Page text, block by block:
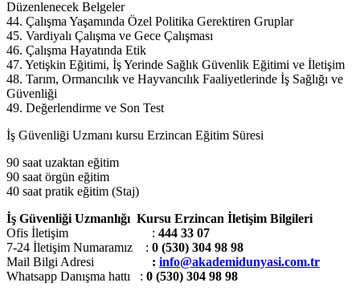
Düzenlenecek Belgeler
44. Çalışma Yaşamında Özel Politika Gerektiren Gruplar
45. Vardiyalı Çalışma ve Gece Çalışması
46. Çalışma Hayatında Etik
47. Yetişkin Eğitimi, İş Yerinde Sağlık Güvenlik Eğitimi ve İletişim
48. Tarım, Ormancılık ve Hayvancılık Faaliyetlerinde İş Sağlığı ve
Güvenliği
49. Değerlendirme ve Son Test
İş Güvenliği Uzmanı kursu Erzincan Eğitim Süresi
90 saat uzaktan eğitim
90 saat örgün eğitim
40 saat pratik eğitim (Staj)
İş Güvenliği Uzmanlığı Kursu Erzincan İletişim Bilgileri
Ofis İletişim : 444 33 07
7-24 İletişim Numaramız : 0 (530) 304 98 98
Mail Bilgi Adresi
: info@akademidunyasi.com.tr
Whatsapp Danışma hattı
: 0 (530) 304 98 98